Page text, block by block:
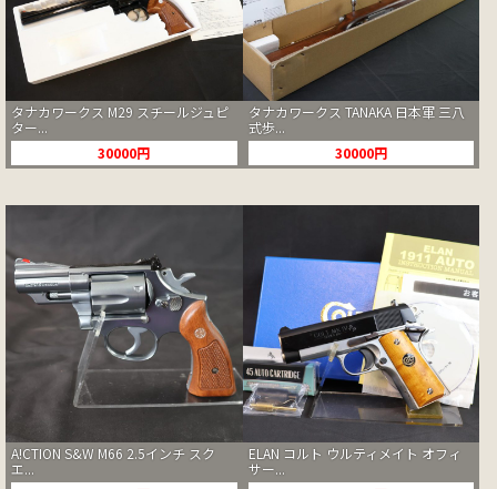
タナカワークス M29 スチールジュピ
ター...
30000円
タナカワークス TANAKA 日本軍 三八
式歩...
30000円
A!CTION S&W M66 2.5インチ スク
エ...
ELAN コルト ウルティメイト オフィ
サー...